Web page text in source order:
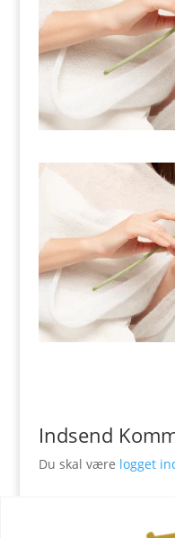
Indsend
Du skal være logget
YOGA